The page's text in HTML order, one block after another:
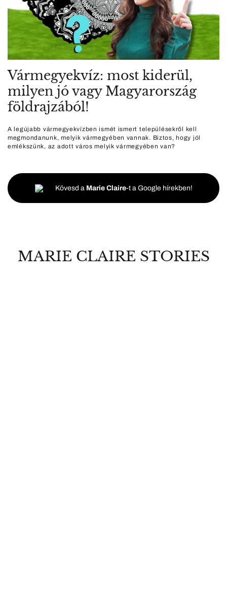
Vármegyekvíz: most kiderül,
milyen jó vagy Magyarország
földrajzából!
A legújabb vármegyekvízben ismét ismert településekről kell
megmondanunk, melyik vármegyében vannak. Biztos, hogy jól
emlékszünk, az adott város melyik vármegyében van?
Kövesd a Marie Claire-t a Google hírekben!
MARIE CLAIRE STORIES